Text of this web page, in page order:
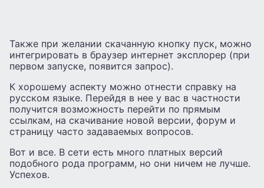
Также при желании скачанную кнопку пуск, можно
интегрировать в браузер интернет эксплорер (при
первом запуске, появится запрос).
К хорошему аспекту можно отнести справку на
русском языке. Перейдя в нее у вас в частности
получится возможность перейти по прямым
ссылкам, на скачивание новой версии, форум и
страницу часто задаваемых вопросов.
Вот и все. В сети есть много платных версий
подобного рода программ, но они ничем не лучше.
Успехов.